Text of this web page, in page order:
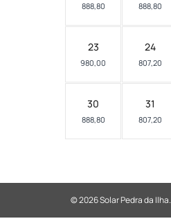
888,80 888,80
23
980,00
24
807,20
30
888,80
31
807,20
© 2026 Solar Pedra da Ilha.